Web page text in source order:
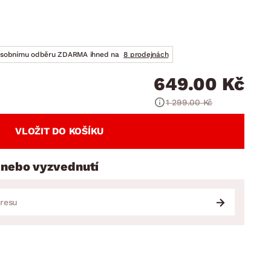
odběru ZDARMA ihned na 8 prodejnách
649.00 Kč
1 299.00 Kč
VLOŽIT DO KOŠÍKU
vyzvednutí